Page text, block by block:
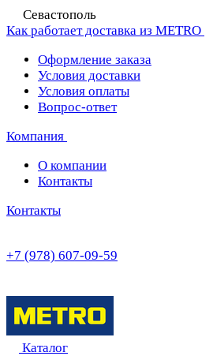
Севастополь
Как работает доставка из METRO
Оформление заказа
Условия доставки
Условия оплаты
Вопрос-ответ
Компания
О компании
Контакты
Контакты
+7 (978) 607-09-59
Каталог